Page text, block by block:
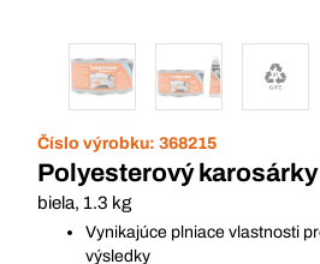
Číslo výrobku: 368215
Polyesterový karosárky
biela, 1.3 kg
Vynikajúce plniace vlastnosti
výsledky